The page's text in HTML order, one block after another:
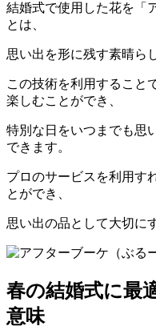
結婚式で使用した花を「
とは、
思い出を形に残す素晴ら
この技術を利用すること
楽しむことができ、
特別な日をいつまでも思
できます。
プロのサービスを利用す
とができ、
思い出の品として大切に
春の結婚式に最
意味